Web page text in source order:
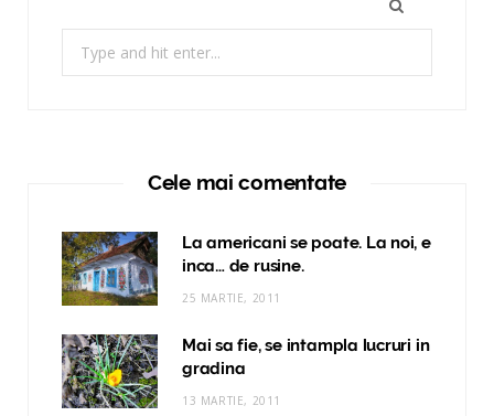
for:
Cele mai comentate
La americani se poate. La noi, e
inca… de rusine.
25 MARTIE, 2011
Mai sa fie, se intampla lucruri in
gradina
13 MARTIE, 2011